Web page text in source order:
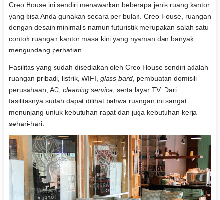
Creo House ini sendiri menawarkan beberapa jenis ruang kantor
yang bisa Anda gunakan secara per bulan. Creo House, ruangan
dengan desain minimalis namun futuristik merupakan salah satu
contoh ruangan kantor masa kini yang nyaman dan banyak
mengundang perhatian.
Fasilitas yang sudah disediakan oleh Creo House sendiri adalah
ruangan pribadi, listrik, WIFI, glass bard, pembuatan domisili
perusahaan, AC, cleaning service, serta layar TV. Dari
fasilitasnya sudah dapat dilihat bahwa ruangan ini sangat
menunjang untuk kebutuhan rapat dan juga kebutuhan kerja
sehari-hari.